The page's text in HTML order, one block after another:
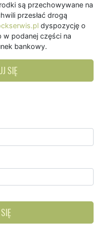
są przechowywane na
przesłać drogą
dyspozycję o
w podanej części na
bankowy.
SIĘ